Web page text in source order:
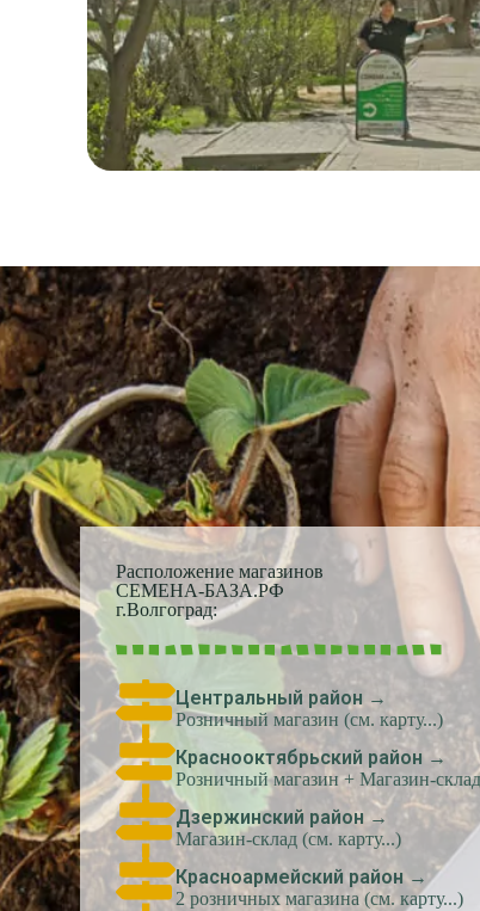
Расположение магазинов
СЕМЕНА-БАЗА.РФ
г.Волгоград:
Центральный район →
Розничный магазин (см. карту...)
Краснооктябрьский район →
Розничный магазин + Магазин-
Дзержинский район →
Магазин-склад (см. карту...)
Красноармейский район →
2 розничных магазина (см. карту...)